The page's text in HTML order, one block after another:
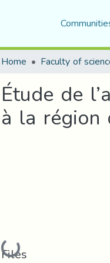
Home Faculty of
Étude de
à la
Loading...
Files